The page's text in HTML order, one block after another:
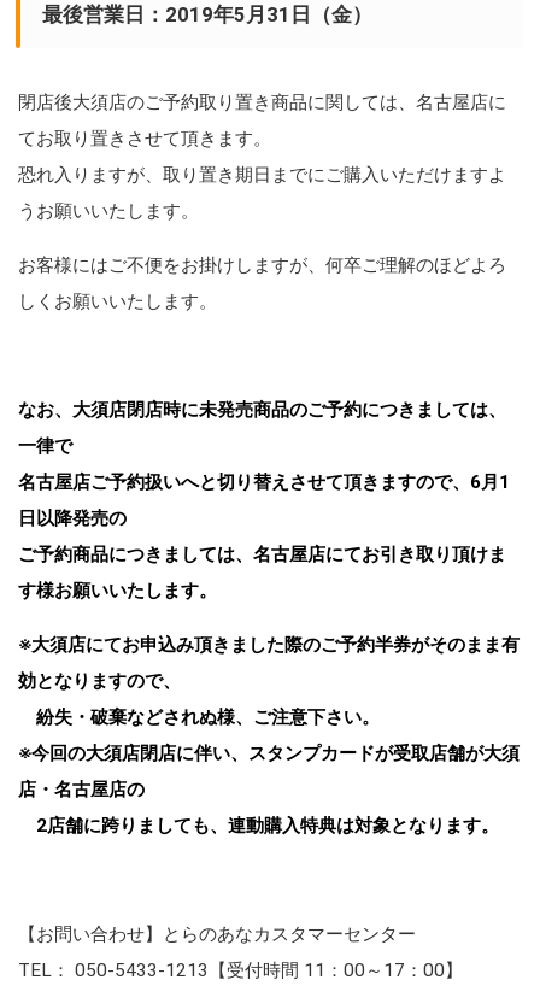
最後営業日：2019年5月31日（金）
閉店後大須店のご予約取り置き商品に関しては、名古屋店に
てお取り置きさせて頂きます。
恐れ入りますが、取り置き期日までにご購入いただけますよ
うお願いいたします。
お客様にはご不便をお掛けしますが、何卒ご理解のほどよろ
しくお願いいたします。
なお、大須店閉店時に未発売商品のご予約につきましては、
一律で
名古屋店ご予約扱いへと切り替えさせて頂きますので、6月1
日以降発売の
ご予約商品につきましては、名古屋店にてお引き取り頂けま
す様お願いいたします。
※大須店にてお申込み頂きました際のご予約半券がそのまま有
効となりますので、
紛失・破棄などされぬ様、ご注意下さい。
※今回の大須店閉店に伴い、スタンプカードが受取店舗が大須
店・名古屋店の
2店舗に跨りましても、連動購入特典は対象となります。
【お問い合わせ】とらのあなカスタマーセンター
TEL： 050-5433-1213【受付時間 11：00～17：00】